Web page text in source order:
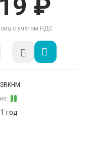
₽
с учётом НДС
SRKHM
год